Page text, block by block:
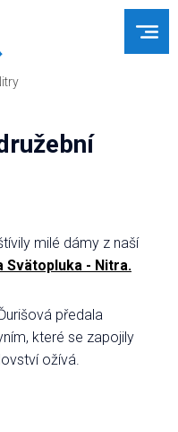
milé dámy z naší
Svätopluka - Nitra.
předala
které se zapojily
ožívá.